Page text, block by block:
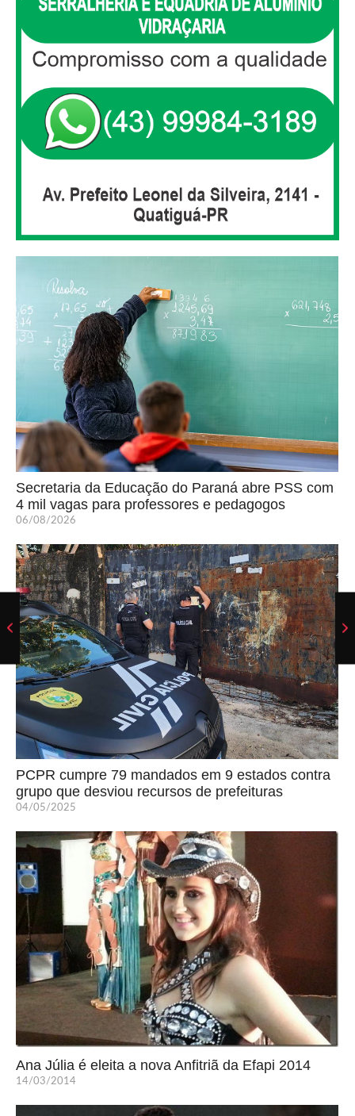
Secretaria da Educação do Paraná abre PSS com
4 mil vagas para professores e pedagogos
06/08/2026
PCPR cumpre 79 mandados em 9 estados contra
grupo que desviou recursos de prefeituras
04/05/2025
Ana Júlia é eleita a nova Anfitriã da Efapi 2014
14/03/2014